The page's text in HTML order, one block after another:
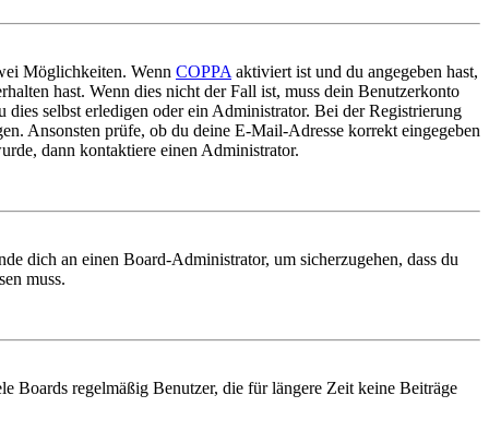
Möglichkeiten. Wenn COPPA aktiviert ist und du angegeben hast,
hast. Wenn dies nicht der Fall ist, muss dein Benutzerkonto
selbst erledigen oder ein Administrator. Bei der Registrierung
Ansonsten prüfe, ob du deine E-Mail-Adresse korrekt eingegeben
dann kontaktiere einen Administrator.
dich an einen Board-Administrator, um sicherzugehen, dass du
muss.
Boards regelmäßig Benutzer, die für längere Zeit keine Beiträge